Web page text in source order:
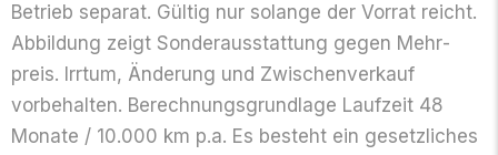
Betrieb separat. Gültig nur solange der Vorrat reicht.
Abbildung zeigt Sonder­ausstattung gegen Mehr­
preis. Irrtum, Änderung und Zwischen­verkauf
vorbehalten. Berechnungs­grundlage Laufzeit 48
Monate / 10.000 km p.a. Es besteht ein gesetz­liches